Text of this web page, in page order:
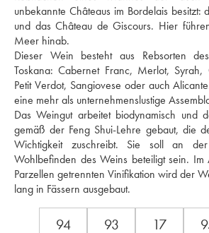
unbekannte Châteaus im Bordelais besitzt:
und das Château de Giscours. Hier
Meer hinab.
Dieser Wein besteht aus Rebsorten
Toskana: Cabernet Franc, Merlot, Syrah,
Petit Verdot, Sangiovese oder auch
eine mehr als unternehmenslustige
Das Weingut arbeitet biodynamisch und
gemäß der Feng Shui-Lehre gebaut, die
Wichtigkeit zuschreibt. Sie soll an
Wohlbefinden des Weins beteiligt sein. Im
Parzellen getrennten Vinifikation wird der
lang in Fässern ausgebaut.
94 93 17